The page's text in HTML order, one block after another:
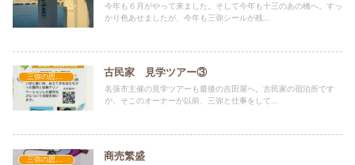
今年も６月がやって来ました。そして今年も十三のあの橋へ。すっ
かり色あせましたが、今年も三弥シールが残...
古民家 見学ツアー③
名張市主催の見学ツアーも最後の吉田屋へ。古民家の宿泊所です
が、そこのオーナーが以前、三弥と仕事をして...
三弥の思い出 商売繁盛